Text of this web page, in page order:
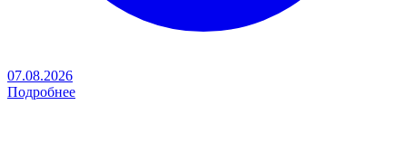
07.08.2026
Подробнее